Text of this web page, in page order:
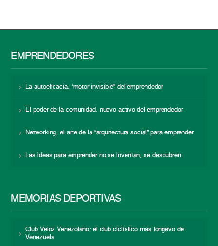
EMPRENDEDORES
La autoeficacia: “motor invisible” del emprendedor
El poder de la comunidad: nuevo activo del emprendedor
Networking: el arte de la “arquitectura social” para emprender
Las ideas para emprender no se inventan, se descubren
MEMORIAS DEPORTIVAS
Club Veloz Venezolano: el club ciclístico más longevo de
Venezuela